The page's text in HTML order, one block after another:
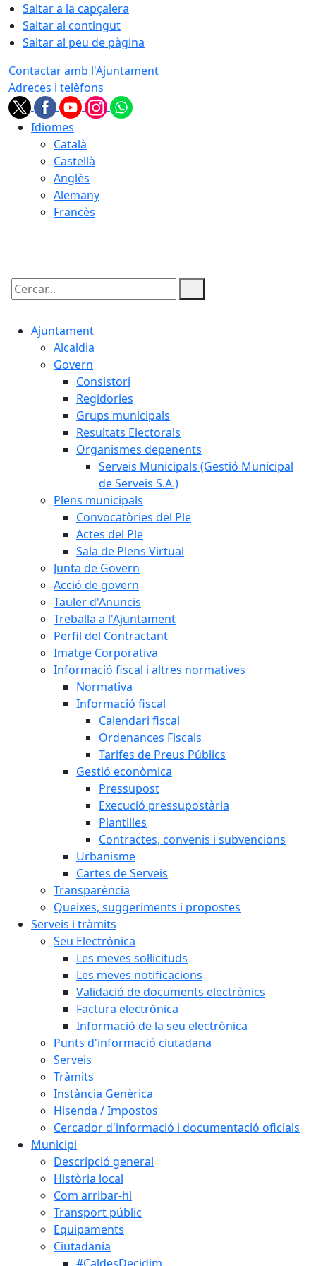
Saltar a la capçalera
Saltar al contingut
Saltar al peu de pàgina
Contactar amb l'Ajuntament
Adreces i telèfons
Idiomes
Català
Castellà
Anglès
Alemany
Francès
Cercar:
Ajuntament
Alcaldia
Govern
Consistori
Regidories
Grups municipals
Resultats Electorals
Organismes depenents
Serveis Municipals (Gestió Municipal
de Serveis S.A.)
Plens municipals
Convocatòries del Ple
Actes del Ple
Sala de Plens Virtual
Junta de Govern
Acció de govern
Tauler d'Anuncis
Treballa a l'Ajuntament
Perfil del Contractant
Imatge Corporativa
Informació fiscal i altres normatives
Normativa
Informació fiscal
Calendari fiscal
Ordenances Fiscals
Tarifes de Preus Públics
Gestió econòmica
Pressupost
Execució pressupostària
Plantilles
Contractes, convenis i subvencions
Urbanisme
Cartes de Serveis
Transparència
Queixes, suggeriments i propostes
Serveis i tràmits
Seu Electrònica
Les meves sol·licituds
Les meves notificacions
Validació de documents electrònics
Factura electrònica
Informació de la seu electrònica
Punts d'informació ciutadana
Serveis
Tràmits
Instància Genèrica
Hisenda / Impostos
Cercador d'informació i documentació oficials
Municipi
Descripció general
Història local
Com arribar-hi
Transport públic
Equipaments
Ciutadania